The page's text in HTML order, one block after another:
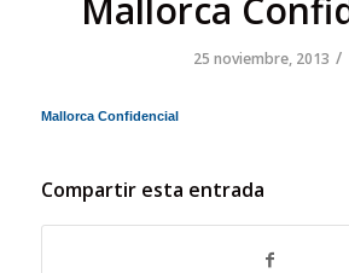
Mallorca
25 noviembre, 2013 /
Mallorca Confidencial
Compartir esta entrada